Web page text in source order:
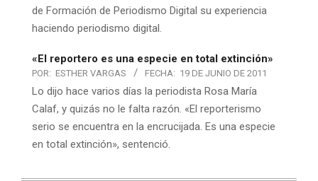
de Formación de Periodismo Digital su experiencia
haciendo periodismo digital.
«El reportero es una especie en total extinción»
POR: ESTHER VARGAS FECHA: 19 DE JUNIO DE 2011
Lo dijo hace varios días la periodista Rosa María
Calaf, y quizás no le falta razón. «El reporterismo
serio se encuentra en la encrucijada. Es una especie
en total extinción», sentenció.